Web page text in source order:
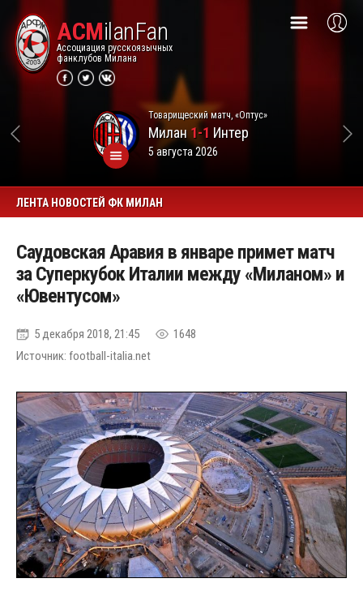
ACMilanFan
Ассоциация русскоязычных
фанклубов Милана
Товарищеский матч, «Оптус»
Милан1-1 Интер
5 августа 2026
ЛЕНТА НОВОСТЕЙ ФК МИЛАН
Саудовская Аравия в январе примет матч
за Суперкубок Италии между «Миланом» и
«Ювентусом»
5 декабря 2018, 21:45
1648
Источник: football-italia.net